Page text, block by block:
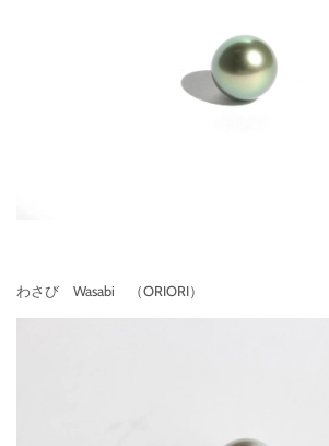
わさび Wasabi （ORIORI）